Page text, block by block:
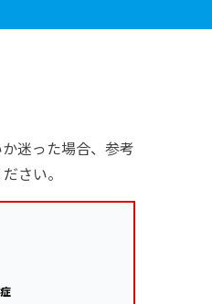
迷った場合、参考
さい。